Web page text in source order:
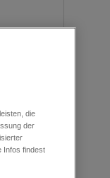
die
der
Infos findest